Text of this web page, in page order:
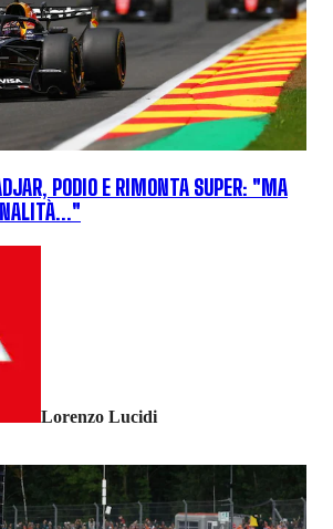
PODIO E RIMONTA SUPER: "MA
Lorenzo Lucidi